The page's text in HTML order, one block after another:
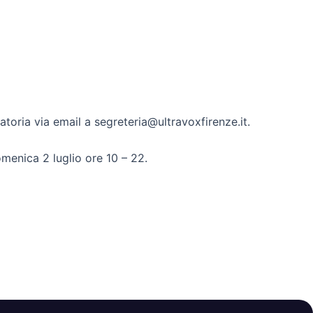
via email a segreteria@ultravoxfirenze.it.
2 luglio ore 10 – 22.